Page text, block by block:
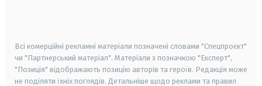
Всі комерційні рекламні матеріали позначені словами "Спецпроєкт"
чи "Партнерський матеріал". Матеріали з позначкою "Експерт",
"Позиція" відображають позицію авторів та героїв. Редакція може
не поділяти їхніх поглядів. Детальніше щодо реклами та правил